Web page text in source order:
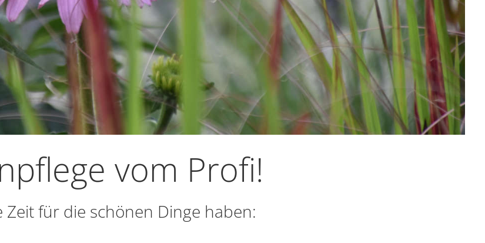
vom Profi!
Zeit für die schönen Dinge haben: